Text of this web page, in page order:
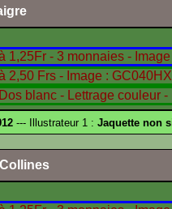
--- Illustrateur 1 : Jaquette non